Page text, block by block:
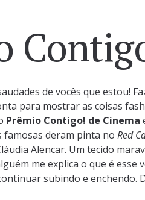
de vocês que estou!
para mostrar as coisas
Prêmio Contigo! de Cinema
deram pinta no Red
Alencar. Um tecido
me explica o que é esse
subindo e enchendo.